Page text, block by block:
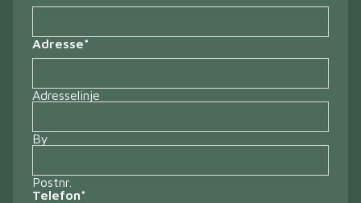
Adresse*
Adresselinje
By
Postnr.
Telefon*